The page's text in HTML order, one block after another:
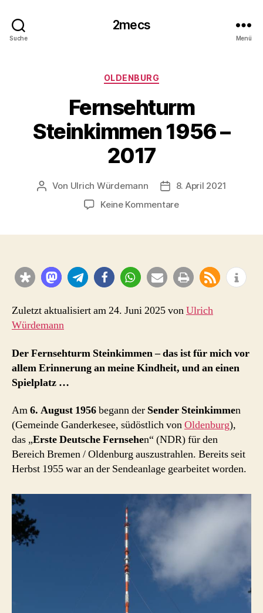
Suche
2mecs
Menü
Kategorien
OLDENBURG
Fernsehturm
Steinkimmen 1956 –
2017
Beitragsautor
Von Ulrich Würdemann Beitragsdatum
8. April 2021
Keine Kommentarezu
2017
Zuletzt aktualisiert am 24. Juni 2025 vonUlrich
Würdemann
Der Fernsehturm Steinkimmen – das ist für mich vor
allem Erinnerung an meine Kindheit, und an einen
Spielplatz …
Am6. August 1956begann der Sender Steinkimmen
(Gemeinde Ganderkesee, südöstlich vonOldenburg),
das „Erste Deutsche Fernsehen“ (NDR) für den
Bereich Bremen / Oldenburg auszustrahlen. Bereits seit
Herbst 1955 war an der Sendeanlage gearbeitet worden.